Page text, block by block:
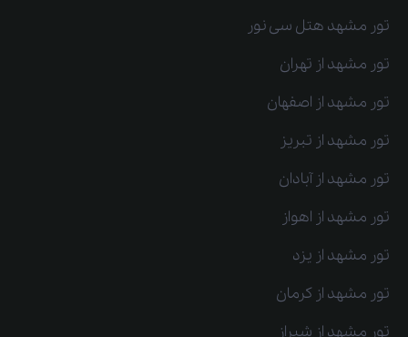
تور مشهد هتل سی نور
تور مشهد از تهران
تور مشهد از اصفهان
تور مشهد از تبریز
تور مشهد از آبادان
تور مشهد از اهواز
تور مشهد از یزد
تور مشهد از کرمان
تور مشهد از شیراز